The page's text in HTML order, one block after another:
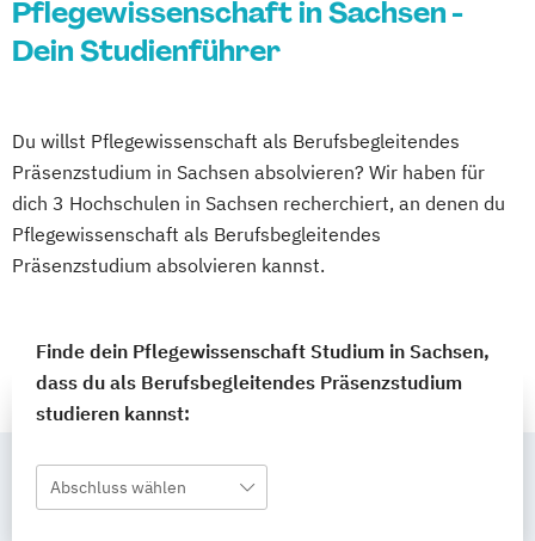
Pflegewissenschaft in Sachsen -
Dein Studienführer
Du willst Pflegewissenschaft als Berufsbegleitendes
Präsenzstudium in Sachsen absolvieren? Wir haben für
dich 3 Hochschulen in Sachsen recherchiert, an denen du
Pflegewissenschaft als Berufsbegleitendes
Präsenzstudium absolvieren kannst.
Finde dein Pflegewissenschaft Studium in Sachsen,
dass du als Berufsbegleitendes Präsenzstudium
studieren kannst:
Abschluss wählen